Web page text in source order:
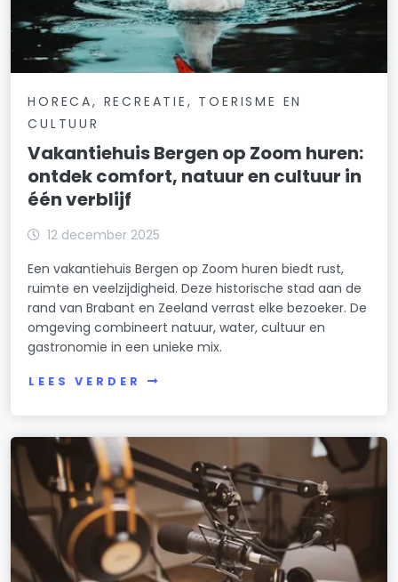
HORECA, RECREATIE, TOERISME EN
CULTUUR
Vakantiehuis Bergen op Zoom huren:
ontdek comfort, natuur en cultuur in
één verblijf
12 december 2025
Een vakantiehuis Bergen op Zoom huren biedt rust,
ruimte en veelzijdigheid. Deze historische stad aan de
rand van Brabant en Zeeland verrast elke bezoeker. De
omgeving combineert natuur, water, cultuur en
gastronomie in een unieke mix.
LEES VERDER